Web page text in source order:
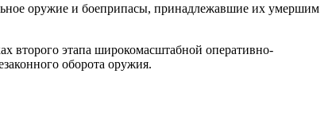
оружие и боеприпасы, принадлежавшие их умершим
второго этапа широкомасштабной оперативно-
оборота оружия.